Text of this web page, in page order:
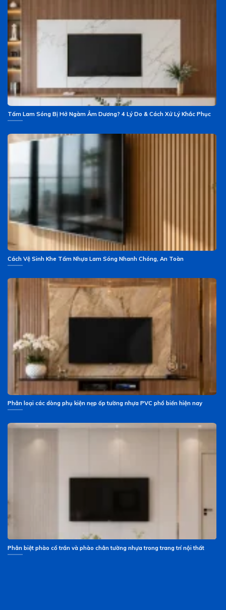
Tấm Lam Sóng Bị Hở Ngàm Âm Dương? 4 Lý Do & Cách Xử Lý Khắc Phục
Cách Vệ Sinh Khe Tấm Nhựa Lam Sóng Nhanh Chóng, An Toàn
Phân loại các dòng phụ kiện nẹp ốp tường nhựa PVC phổ biến hiện nay
Phân biệt phào cổ trần và phào chân tường nhựa trong trang trí nội thất